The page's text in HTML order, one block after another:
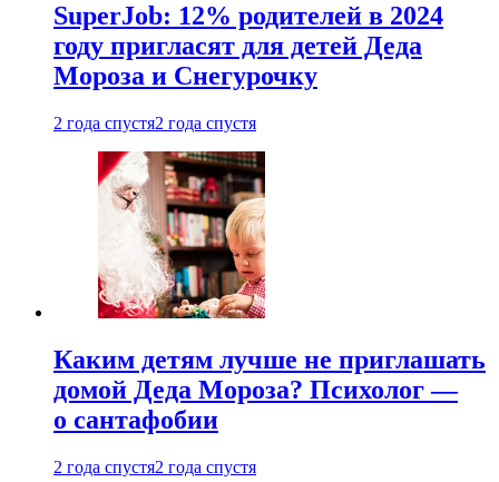
SuperJob: 12% родителей в 2024
году пригласят для детей Деда
Мороза и Снегурочку
2 года спустя2 года спустя
Каким детям лучше не приглашать
домой Деда Мороза? Психолог —
о сантафобии
2 года спустя2 года спустя